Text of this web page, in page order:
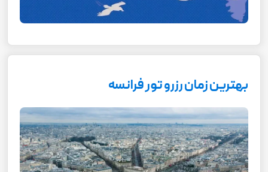
بهترین زمان رزرو تور فرانسه